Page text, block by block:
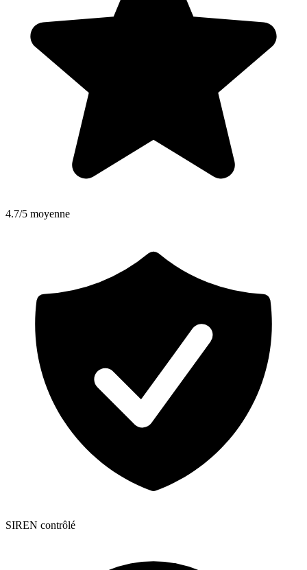
4.7/5 moyenne
SIREN contrôlé